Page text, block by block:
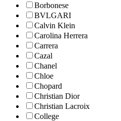
Borbonese
BVLGARI
Calvin Klein
Carolina Herrera
Carrera
Cazal
Chanel
Chloe
Chopard
Christian Dior
Christian Lacroix
College